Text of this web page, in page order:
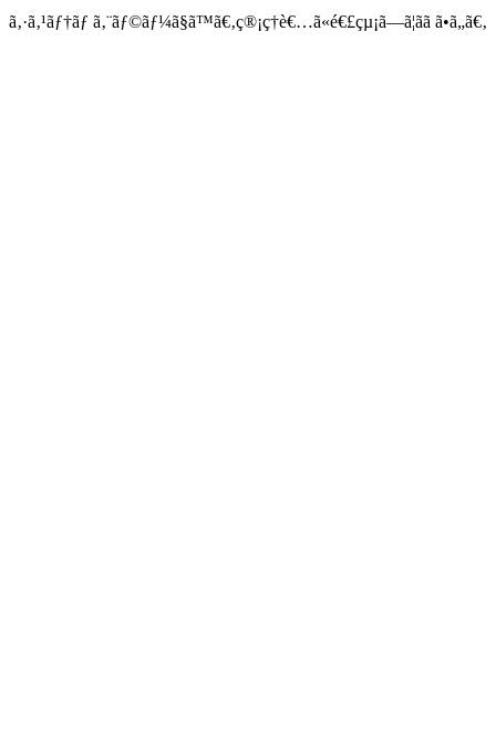
ã‚·ã‚¹ãƒ†ãƒ ã‚¨ãƒ©ãƒ¼ã§ã™ã€‚ç®¡ç†è€…ã«é€£çµ¡ã—ã¦ãã ã•ã„ã€‚